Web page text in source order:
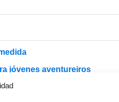
jóvenes aventureiros
los préstamos